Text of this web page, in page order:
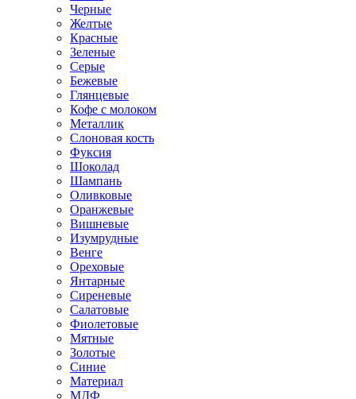
Черные
Желтые
Красные
Зеленые
Серые
Бежевые
Глянцевые
Кофе с молоком
Металлик
Слоновая кость
Фуксия
Шоколад
Шампань
Оливковые
Оранжевые
Вишневые
Изумрудные
Венге
Ореховые
Янтарные
Сиреневые
Салатовые
Фиолетовые
Мятные
Золотые
Синие
Материал
МДФ